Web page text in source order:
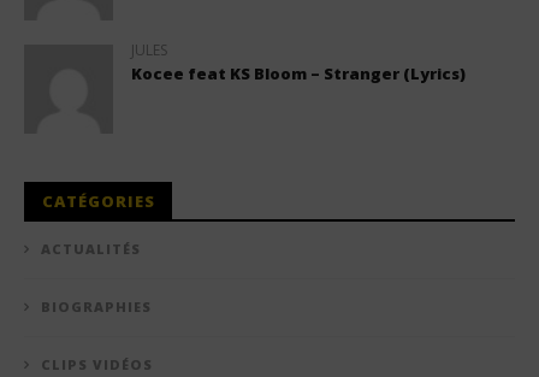
JULES
Kocee feat KS Bloom – Stranger (Lyrics)
CATÉGORIES
ACTUALITÉS
BIOGRAPHIES
CLIPS VIDÉOS